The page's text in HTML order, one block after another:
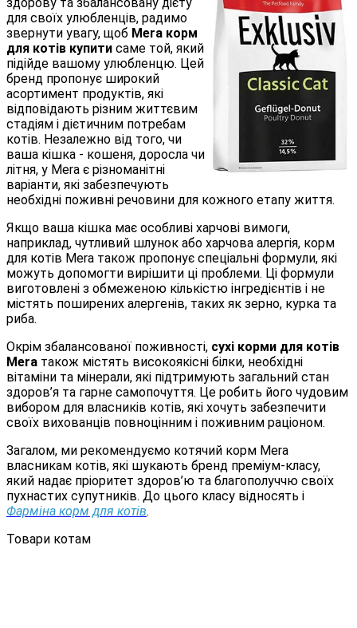
для своїх улюбленців, радимо
звернути увагу, щоб Mera корм
для котів купити саме той, який
підійде вашому улюбленцю. Цей
бренд пропонує широкий
асортимент продуктів, які
відповідають різним життєвим
стадіям і дієтичним потребам
котів. Незалежно від того, чи
ваша кішка - кошеня, доросла чи
літня, у Mera є різноманітні
варіанти, які забезпечують
необхідні поживні речовини для кожного етапу життя.
Якщо ваша кішка має особливі харчові вимоги,
наприклад, чутливий шлунок або харчова алергія, корм
для котів Mera також пропонує спеціальні формули, які
можуть допомогти вирішити ці проблеми. Ці формули
виготовлені з обмеженою кількістю інгредієнтів і не
містять поширених алергенів, таких як зерно, курка та
риба.
Окрім збалансованої поживності, сухі корми для котів
Mera також містять високоякісні білки, необхідні
вітаміни та мінерали, які підтримують загальний стан
здоров’я та гарне самопочуття. Це робить його чудовим
вибором для власників котів, які хочуть забезпечити
своїх вихованців повноцінним і поживним раціоном.
Загалом, ми рекомендуємо котячий корм Mera
власникам котів, які шукають бренд преміум-класу,
який надає пріоритет здоров’ю та благополуччю своїх
пухнастих супутників. До цього класу відносять і
Фарміна корм для котів.
Товари котам